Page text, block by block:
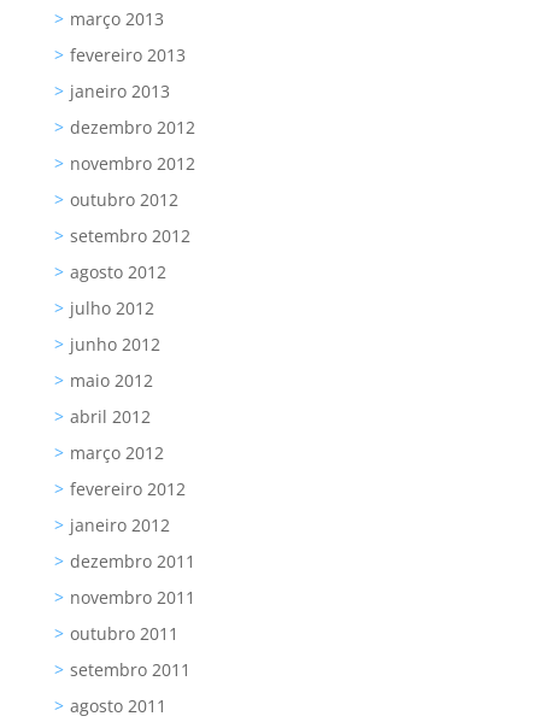
março 2013
fevereiro 2013
janeiro 2013
dezembro 2012
novembro 2012
outubro 2012
setembro 2012
agosto 2012
julho 2012
junho 2012
maio 2012
abril 2012
março 2012
fevereiro 2012
janeiro 2012
dezembro 2011
novembro 2011
outubro 2011
setembro 2011
agosto 2011